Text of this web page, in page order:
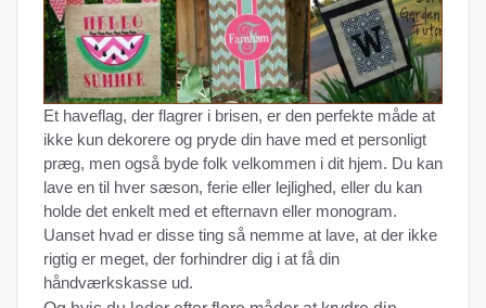
Et haveflag, der flagrer i brisen, er den perfekte måde at
ikke kun dekorere og pryde din have med et personligt
præg, men også byde folk velkommen i dit hjem. Du kan
lave en til hver sæson, ferie eller lejlighed, eller du kan
holde det enkelt med et efternavn eller monogram.
Uanset hvad er disse ting så nemme at lave, at der ikke
rigtig er meget, der forhindrer dig i at få din
håndværkskasse ud.